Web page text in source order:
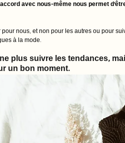
avec nous-même nous permet
pour nous, et non pour les autres ou pour
à la mode.
plus suivre les tendances,
un bon moment.